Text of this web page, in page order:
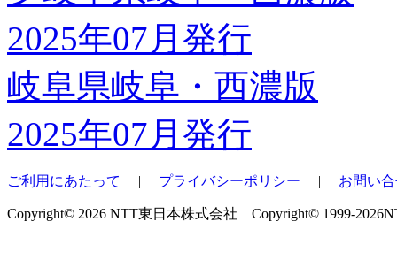
岐阜県岐阜・西濃版
2025年07月発行
ご利用にあたって | プライバシーポリシー | お問い
Copyright© 2026 NTT東日本株式会社 Copyright© 1999-